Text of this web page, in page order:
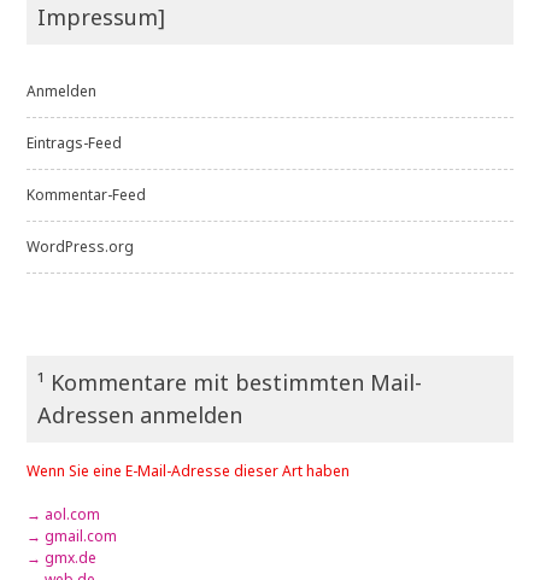
Impressum]
Anmelden
Eintrags-Feed
Kommentar-Feed
WordPress.org
¹ Kommentare mit bestimmten Mail-
Adressen anmelden
Wenn Sie eine E-Mail-Adresse dieser Art haben
→ aol.com
→ gmail.com
→ gmx.de